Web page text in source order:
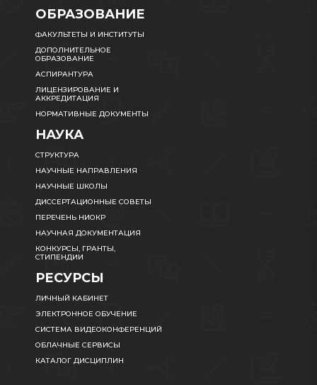
ОБРАЗОВАНИЕ
ФАКУЛЬТЕТЫ И ИНСТИТУТЫ
ДОПОЛНИТЕЛЬНОЕ
ОБРАЗОВАНИЕ
АСПИРАНТУРА
ЛИЦЕНЗИРОВАНИЕ И
АККРЕДИТАЦИЯ
НОРМАТИВНЫЕ ДОКУМЕНТЫ
НАУКА
СТРУКТУРА
НАУЧНЫЕ НАПРАВЛЕНИЯ
НАУЧНЫЕ ШКОЛЫ
ДИССЕРТАЦИОННЫЕ СОВЕТЫ
ПЕРЕЧЕНЬ НИОКР
НАУЧНАЯ ДОКУМЕНТАЦИЯ
КОНКУРСЫ, ГРАНТЫ,
СТИПЕНДИИ
РЕСУРСЫ
ЛИЧНЫЙ КАБИНЕТ
ЭЛЕКТРОННОЕ ОБУЧЕНИЕ
СИСТЕМА ВИДЕОКОНФЕРЕНЦИЙ
ОБЛАЧНЫЕ СЕРВИСЫ
КАТАЛОГ ДИСЦИПЛИН